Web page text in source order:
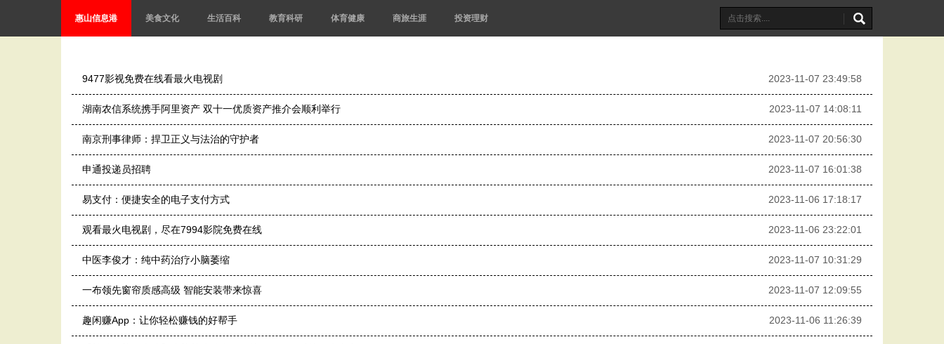
惠山信息港 美食文化 生活百科 教育科研 体育健康 商旅生涯 投资理财
9477影视免费在线看最火电视剧 2023-11-07 23:49:58
湖南农信系统携手阿里资产 双十一优质资产推介会顺利举行 2023-11-07 14:08:11
南京刑事律师：捍卫正义与法治的守护者 2023-11-07 20:56:30
申通投递员招聘 2023-11-07 16:01:38
易支付：便捷安全的电子支付方式 2023-11-06 17:18:17
观看最火电视剧，尽在7994影院免费在线 2023-11-06 23:22:01
中医李俊才：纯中药治疗小脑萎缩 2023-11-07 10:31:29
一布领先窗帘质感高级 智能安装带来惊喜 2023-11-07 12:09:55
趣闲赚App：让你轻松赚钱的好帮手 2023-11-06 11:26:39